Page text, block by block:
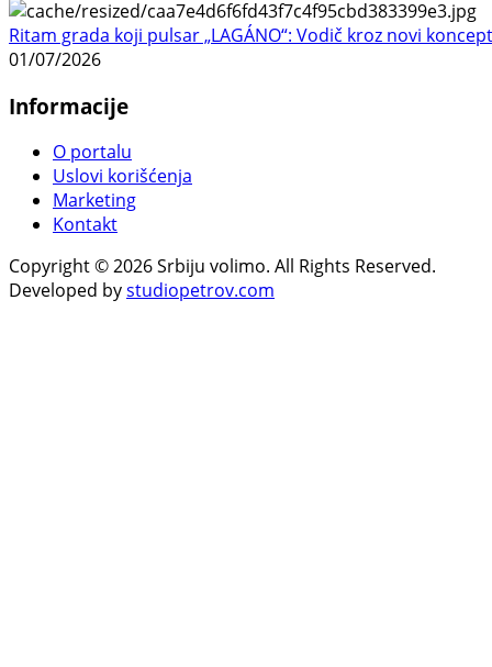
Ritam grada koji pulsar „LAGÁNO“: Vodič kroz novi
01/07/2026
Informacije
O portalu
Uslovi korišćenja
Marketing
Kontakt
Copyright © 2026 Srbiju volimo. All Rights Reserved.
Developed bystudiopetrov.com